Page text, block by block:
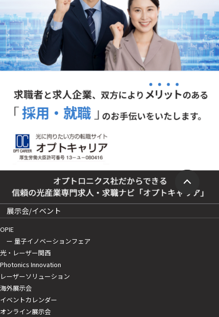
展示会/イベント
OPIE
ー 量子イノベーションフェア
光・レーザー関西
Photonics Innovation
レーザーソリューション
海外展示会
イベントカレンダー
オンライン展示会